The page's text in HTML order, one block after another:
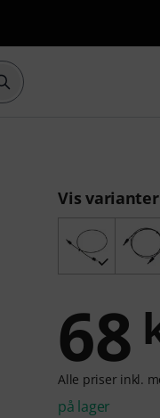
Start søgning med
Vis
68
Alle priser inkl.
på lager